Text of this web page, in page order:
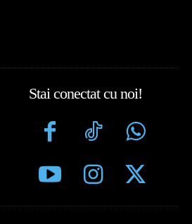
Stai conectat cu noi!